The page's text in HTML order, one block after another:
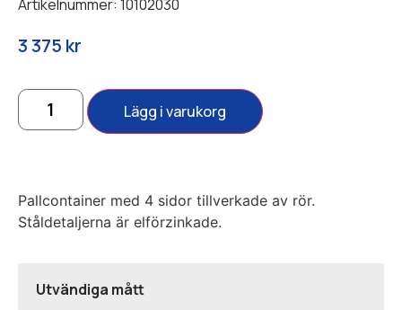
Artikelnummer: 10102030
3 375 kr
Lägg i varukorg
Pallcontainer med 4 sidor tillverkade av rör.
Ståldetaljerna är elförzinkade.
Utvändiga mått